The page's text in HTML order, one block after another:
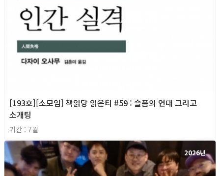
[193호][소모임] 책읽당 읽은티 #59 : 슬픔의 연대 그리고
소개팅
기간 : 7월
2026년